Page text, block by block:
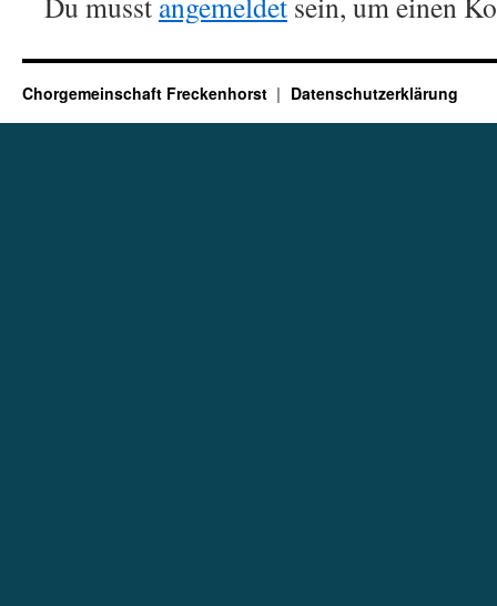
Chorgemeinschaft Freckenhorst Datenschutzerklärung